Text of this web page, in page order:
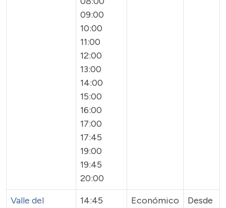
09:00
10:00
11:00
12:00
13:00
14:00
15:00
16:00
17:00
17:45
19:00
19:45
20:00
Valle del
14:45 Económico
Desde